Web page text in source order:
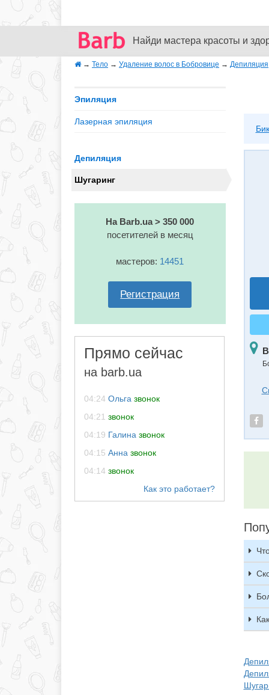
Найди мастера красоты и
→ Тело → Удаление волос в Бобровице → Депиляция
Эпиляция
Лазерная эпиляция
Депиляция
Шугаринг
На Barb.ua > 350 000
посетителей в месяц
мастеров: 14451
Регистрация
Прямо сейчас
на barb.ua
04:24 Ольга звонок
04:21 звонок
04:19 Галина звонок
04:15 Анна звонок
04:14 звонок